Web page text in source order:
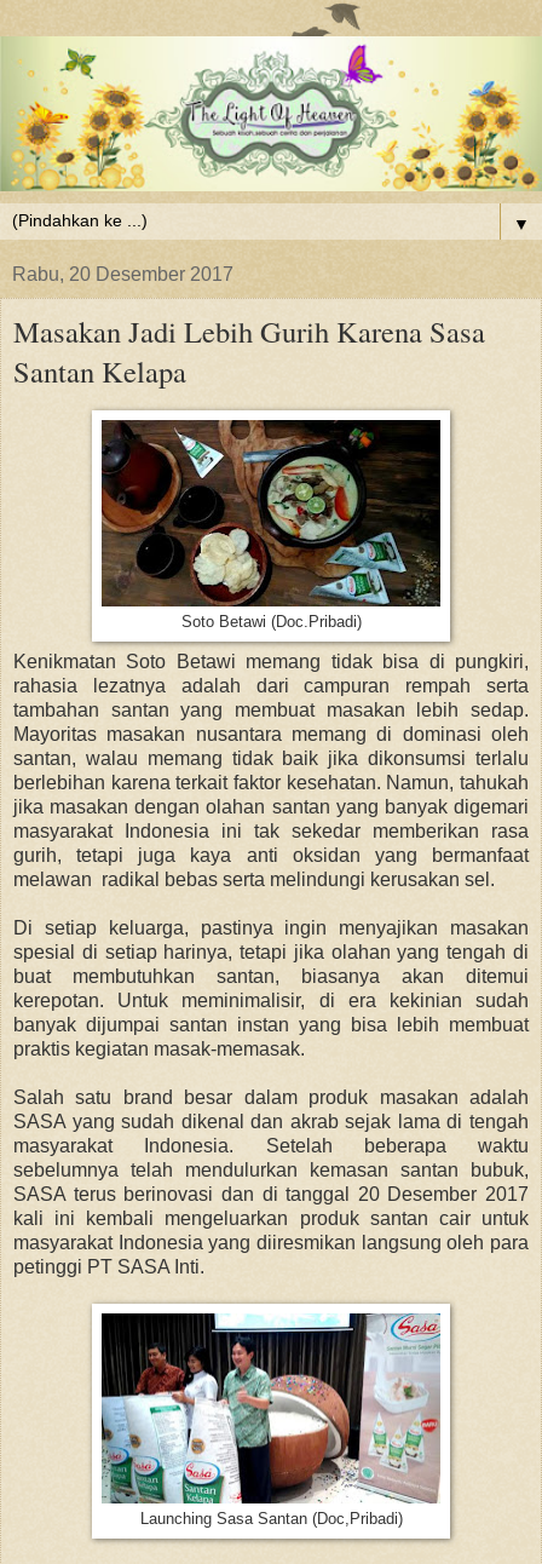
▼
Rabu, 20 Desember 2017
Masakan Jadi Lebih Gurih Karena Sasa
Santan Kelapa
Soto Betawi (Doc.Pribadi)
Kenikmatan Soto Betawi memang tidak bisa di pungkiri,
rahasia lezatnya adalah dari campuran rempah serta
tambahan santan yang membuat masakan lebih sedap.
Mayoritas masakan nusantara memang di dominasi oleh
santan, walau memang tidak baik jika dikonsumsi terlalu
berlebihan karena terkait faktor kesehatan. Namun, tahukah
jika masakan dengan olahan santan yang banyak digemari
masyarakat Indonesia ini tak sekedar memberikan rasa
gurih, tetapi juga kaya anti oksidan yang bermanfaat
melawan radikal bebas serta melindungi kerusakan sel.
Di setiap keluarga, pastinya ingin menyajikan masakan
spesial di setiap harinya, tetapi jika olahan yang tengah di
buat membutuhkan santan, biasanya akan ditemui
kerepotan. Untuk meminimalisir, di era kekinian sudah
banyak dijumpai santan instan yang bisa lebih membuat
praktis kegiatan masak-memasak.
Salah satu brand besar dalam produk masakan adalah
SASA yang sudah dikenal dan akrab sejak lama di tengah
masyarakat Indonesia. Setelah beberapa waktu
sebelumnya telah mendulurkan kemasan santan bubuk,
SASA terus berinovasi dan di tanggal 20 Desember 2017
kali ini kembali mengeluarkan produk santan cair untuk
masyarakat Indonesia yang diiresmikan langsung oleh para
petinggi PT SASA Inti.
Launching Sasa Santan (Doc,Pribadi)